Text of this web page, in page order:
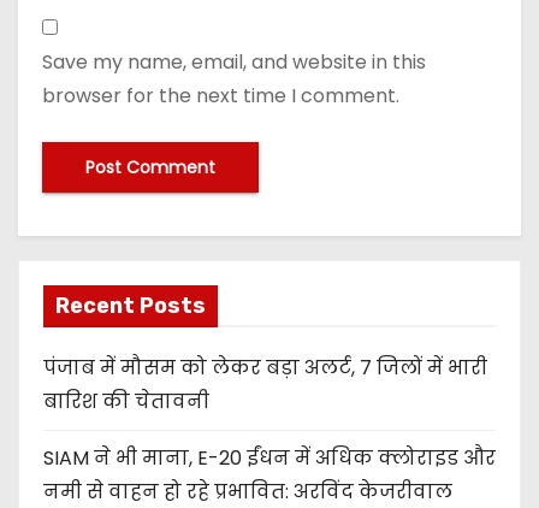
Save my name, email, and website in this
browser for the next time I comment.
Recent Posts
पंजाब में मौसम को लेकर बड़ा अलर्ट, 7 जिलों में भारी
बारिश की चेतावनी
SIAM ने भी माना, E-20 ईंधन में अधिक क्लोराइड और
नमी से वाहन हो रहे प्रभावित: अरविंद केजरीवाल